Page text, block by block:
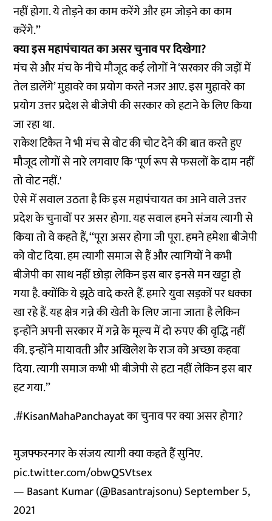
नहीं होगा. ये तोड़ने का काम करेंगे और हम जोड़ने का काम
करेंगे.’’
क्या इस महापंचायत का असर चुनाव पर दिखेगा?
मंच से और मंच के नीचे मौजूद कई लोगों ने ‘सरकार की जड़ों में
तेल डालेंगे’ मुहावरे का प्रयोग करते नजर आए. इस मुहावरे का
प्रयोग उत्तर प्रदेश से बीजेपी की सरकार को हटाने के लिए किया
जा रहा था.
राकेश टिकैत ने भी मंच से वोट की चोट देने की बात करते हुए
मौजूद लोगों से नारे लगवाए कि 'पूर्ण रूप से फसलों के दाम नहीं
तो वोट नहीं.'
ऐसे में सवाल उठता है कि इस महापंचायत का आने वाले उत्तर
प्रदेश के चुनावों पर असर होगा. यह सवाल हमने संजय त्यागी से
किया तो वे कहते हैं, ‘‘पूरा असर होगा जी पूरा. हमने हमेशा बीजेपी
को वोट दिया. हम त्यागी समाज से हैं और त्यागियों ने कभी
बीजेपी का साथ नहीं छोड़ा लेकिन इस बार इनसे मन खट्टा हो
गया है. क्योंकि ये झूठे वादे करते हैं. हमारे युवा सड़कों पर धक्का
खा रहे हैं. यह क्षेत्र गन्ने की खेती के लिए जाना जाता है लेकिन
इन्होंने अपनी सरकार में गन्ने के मूल्य में दो रुपए की वृद्धि नहीं
की. इन्होंने मायावती और अखिलेश के राज को अच्छा कहवा
दिया. त्यागी समाज कभी भी बीजेपी से हटा नहीं लेकिन इस बार
हट गया.’’
.#KisanMahaPanchayatका चुनाव पर क्या असर होगा?
मुजफ्फरनगर के संजय त्यागी क्या कहते हैं सुनिए.
pic.twitter.com/obwQSVtsex
— Basant Kumar (@Basantrajsonu)September 5,
2021